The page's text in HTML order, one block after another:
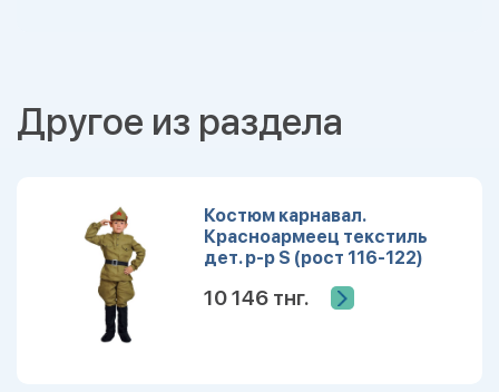
Другое из раздела
Костюм карнавал.
Красноармеец текстиль
дет. р-р S (рост 116-122)
10 146 тнг.